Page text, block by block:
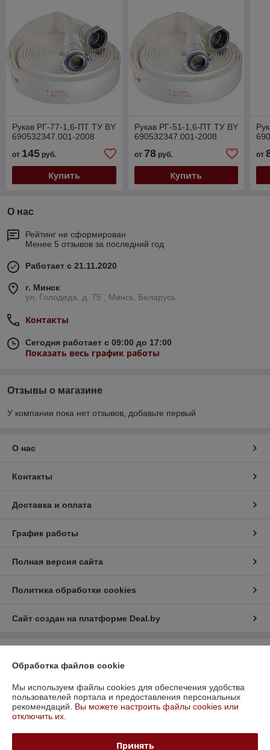
Рукав РГ-77-1,6-ПТ ТУ BY
690532347.001-2008
от 145 руб.
Купить
Рукав РГ-51-1,6-ПТ ТУ BY
690532347.001-2008
от 78руб.
Купить
от
О нас
Рейтинг не сформирован
Менее 5 отзывов за последний год
Работает с 21.11.2020
г. Минск
ул. Голодеда, д. 75 , Минск, Беларусь
Контакты
Сегодня работает с 09:00 до 17:00
Показать весь график работы
Отзывы о магазине
У компании пока нет отзывов, добавьте первый
О нас
Контакты
Доставка и оплата
График работы
Полная версия сайта
Политика обработки cookies
Сайт создан на платформе Deal.by
220077, г. Минск, ул. Голодеда, д. 75, ком. 9
Регистрационный номер ЕГР: 193484795
Регистрационный орган: Минский горисполком
Обработка файлов cookie
Мы используем файлы cookies для обеспечения удобства
пользователей портала и предоставления персональных
рекомендаций. Вы можете настроить файлы cookies или
отключить их.
Принять